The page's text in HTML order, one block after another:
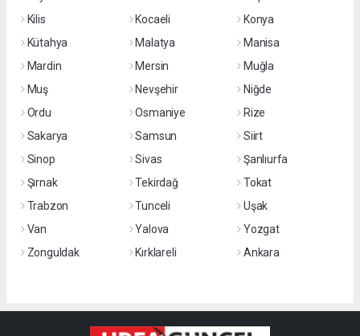
Kilis
Kocaeli
Konya
Kütahya
Malatya
Manisa
Mardin
Mersin
Muğla
Muş
Nevşehir
Niğde
Ordu
Osmaniye
Rize
Sakarya
Samsun
Siirt
Sinop
Sivas
Şanlıurfa
Şırnak
Tekirdağ
Tokat
Trabzon
Tunceli
Uşak
Van
Yalova
Yozgat
Zonguldak
Kırklareli Ankara